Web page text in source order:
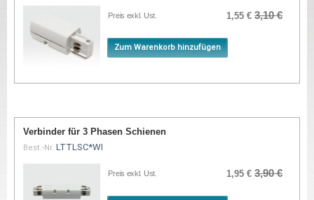
Preis exkl. Ust. 1,55 € 3,10 €
Zum Warenkorb hinzufügen
Verbinder für 3 Phasen Schienen
Best.-Nr. LTTLSC*WI
Preis exkl. Ust. 1,95 € 3,90 €